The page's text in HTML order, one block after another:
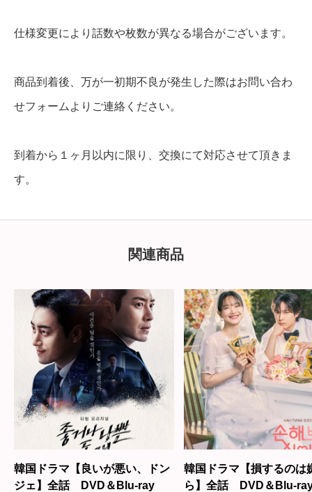
仕様変更により話数や枚数が異なる場合がございます。
商品到着後、万が一初期不良が発生した際はお問い合わ
せフォームよりご連絡ください。
到着から１ヶ月以内に限り、交換にて対応させて頂きま
す。
関連商品
韓国ドラマ【良いが悪い、ドン
ジェ】全話 DVD＆Blu-ray
韓国ドラマ【損するのは
ら】全話 DVD＆Blu-